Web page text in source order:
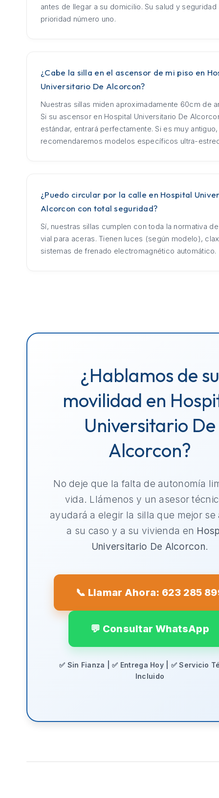
antes de llegar a su domicilio. Su salud y seguridad
prioridad número uno.
¿Cabe la silla en el ascensor de mi piso en
Universitario De Alcorcon?
Nuestras sillas miden aproximadamente 60cm de
Si su ascensor en Hospital Universitario De
estándar, entrará perfectamente. Si es muy
recomendaremos modelos específicos ultra-
¿Puedo circular por la calle en Hospital
Alcorcon con total seguridad?
Sí, nuestras sillas cumplen con toda la normativa
vial para aceras. Tienen luces (según modelo),
sistemas de frenado electromagnético automático.
¿Hablamos de su
movilidad en
Universitario De
Alcorcon?
No deje que la falta de autonomía
vida. Llámenos y un asesor
ayudará a elegir la silla que mejor se
a su caso y a su vivienda en
Universitario De Alcorcon.
📞 Llamar Ahora: 623 285
💬 Consultar WhatsApp
✅ Sin Fianza | ✅ Entrega Hoy | ✅ Servicio
Incluido